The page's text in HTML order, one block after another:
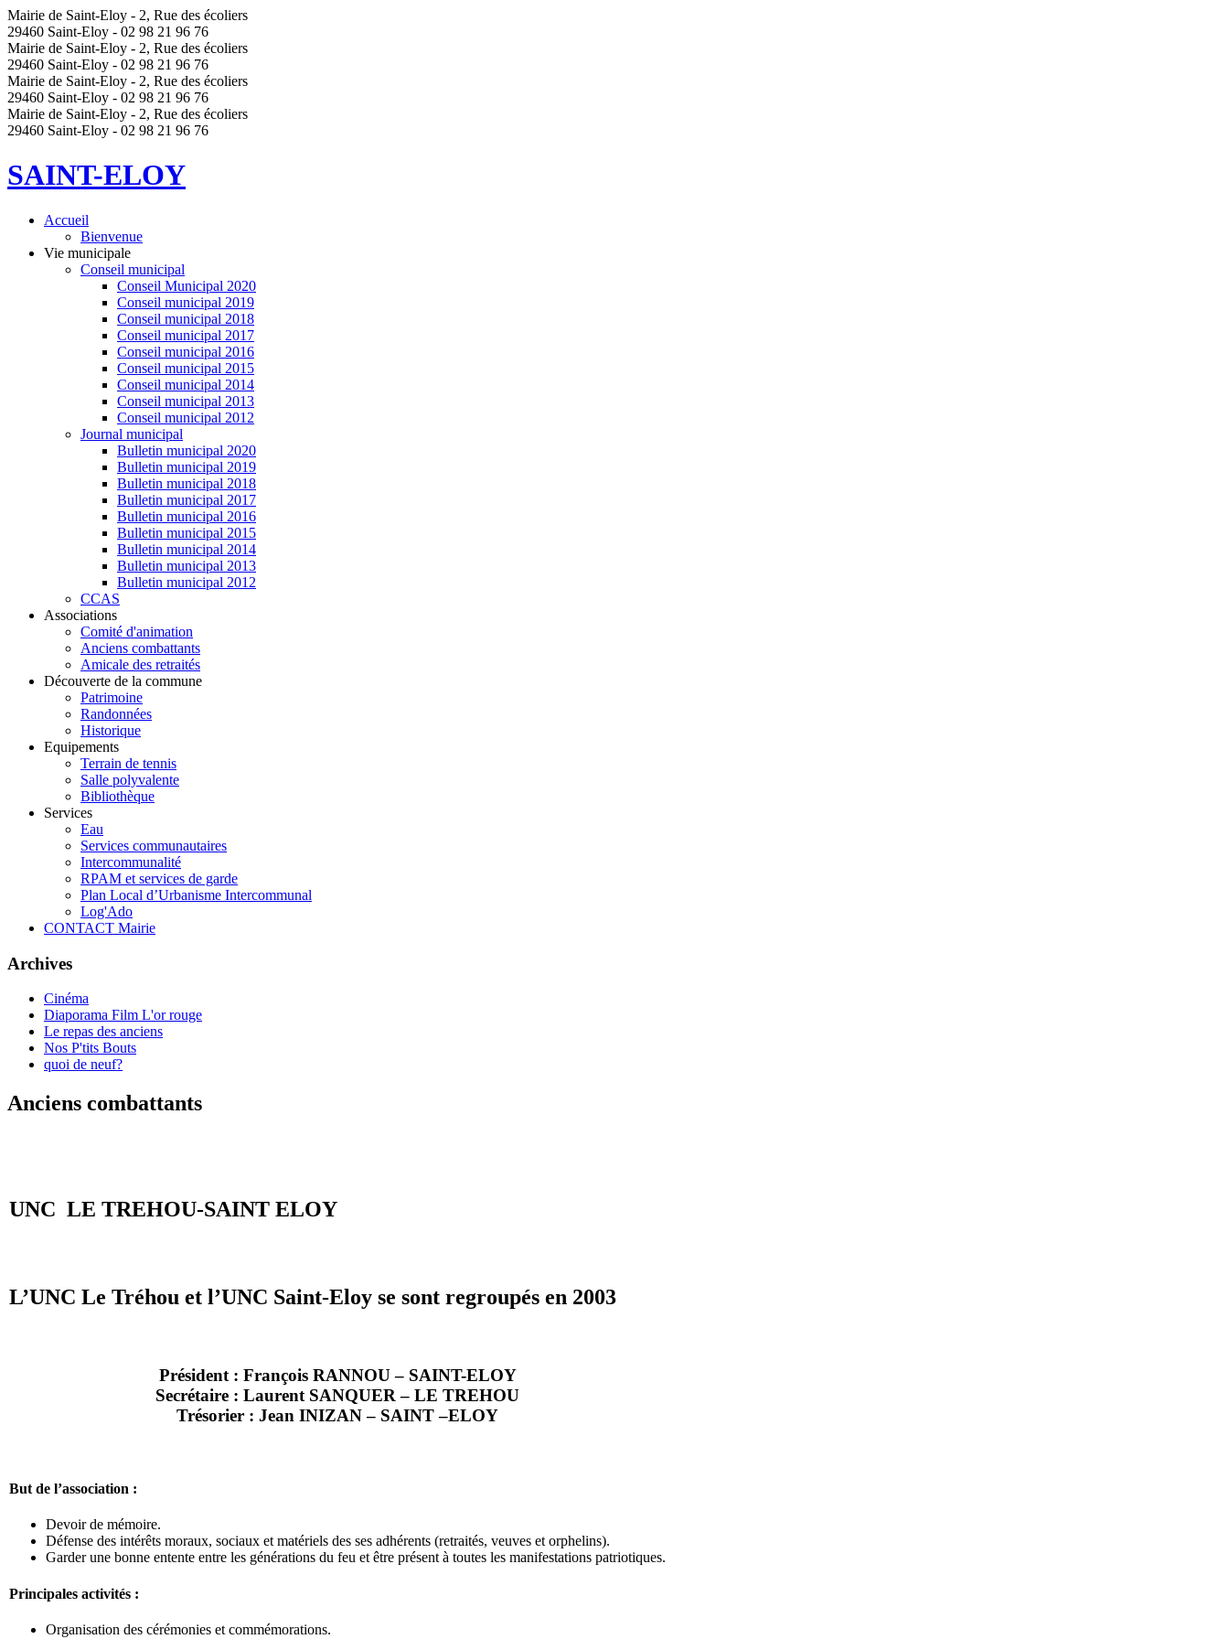
Mairie de Saint-Eloy - 2, Rue des écoliers
29460 Saint-Eloy - 02 98 21 96 76
Mairie de Saint-Eloy - 2, Rue des écoliers
29460 Saint-Eloy - 02 98 21 96 76
Mairie de Saint-Eloy - 2, Rue des écoliers
29460 Saint-Eloy - 02 98 21 96 76
Mairie de Saint-Eloy - 2, Rue des écoliers
29460 Saint-Eloy - 02 98 21 96 76
SAINT-ELOY
Accueil
Bienvenue
Vie municipale
Conseil municipal
Conseil Municipal 2020
Conseil municipal 2019
Conseil municipal 2018
Conseil municipal 2017
Conseil municipal 2016
Conseil municipal 2015
Conseil municipal 2014
Conseil municipal 2013
Conseil municipal 2012
Journal municipal
Bulletin municipal 2020
Bulletin municipal 2019
Bulletin municipal 2018
Bulletin municipal 2017
Bulletin municipal 2016
Bulletin municipal 2015
Bulletin municipal 2014
Bulletin municipal 2013
Bulletin municipal 2012
CCAS
Associations
Comité d'animation
Anciens combattants
Amicale des retraités
Découverte de la commune
Patrimoine
Randonnées
Historique
Equipements
Terrain de tennis
Salle polyvalente
Bibliothèque
Services
Eau
Services communautaires
Intercommunalité
RPAM et services de garde
Plan Local d’Urbanisme Intercommunal
Log'Ado
CONTACT Mairie
Archives
Cinéma
Diaporama Film L'or rouge
Le repas des anciens
Nos P'tits Bouts
quoi de neuf?
Anciens combattants
UNC LE TREHOU-SAINT ELOY
L’UNC Le Tréhou et l’UNC Saint-Eloy se sont regroupés en 2003
Président : François RANNOU – SAINT-ELOY
Secrétaire : Laurent SANQUER – LE TREHOU
Trésorier : Jean INIZAN – SAINT –ELOY
But de l’association :
Devoir de mémoire.
Défense des intérêts moraux, sociaux et matériels des ses adhérents (retraités, veuves et orphelins).
Garder une bonne entente entre les générations du feu et être présent à toutes les manifestations patriotiques.
Principales activités :
Organisation des cérémonies et commémorations.